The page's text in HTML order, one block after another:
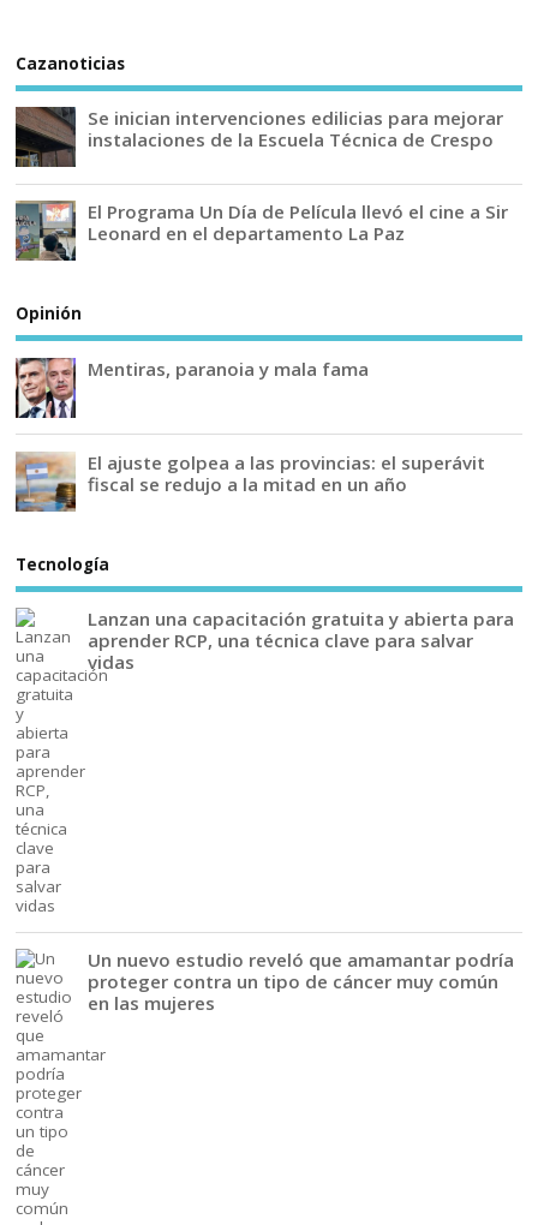
Cazanoticias
Se inician intervenciones edilicias para mejorar
instalaciones de la Escuela Técnica de Crespo
El Programa Un Día de Película llevó el cine a Sir
Leonard en el departamento La Paz
Opinión
Mentiras, paranoia y mala fama
El ajuste golpea a las provincias: el superávit
fiscal se redujo a la mitad en un año
Tecnología
Lanzan una capacitación gratuita y abierta para
aprender RCP, una técnica clave para salvar
vidas
Un nuevo estudio reveló que amamantar podría
proteger contra un tipo de cáncer muy común
en las mujeres